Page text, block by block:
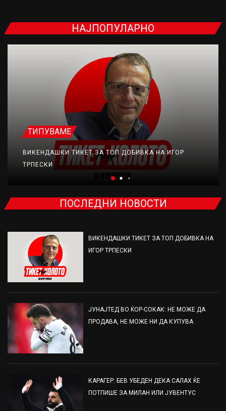
НАЈПОПУЛАРНО
ТИПУВАМЕ
ВИКЕНДАШКИ ТИКЕТ ЗА ТОП ДОБИВКА НА ИГОР
ТРПЕСКИ
ПОСЛЕДНИ НОВОСТИ
ВИКЕНДАШКИ ТИКЕТ ЗА ТОП ДОБИВКА НА
ИГОР ТРПЕСКИ
ЈУНАЈТЕД ВО ЌОР-СОКАК: НЕ МОЖЕ ДА
ПРОДАВА, НЕ МОЖЕ НИ ДА КУПУВА
КАРАГЕР: БЕВ УБЕДЕН ДЕКА САЛАХ ЌЕ
ПОТПИШЕ ЗА МИЛАН ИЛИ ЈУВЕНТУС